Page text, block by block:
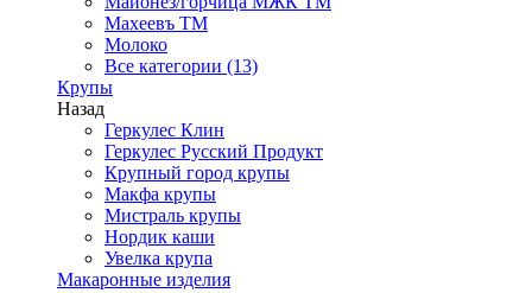
Махеевъ ТМ
Молоко
Все категории (13)
Крупы
Назад
Геркулес Клин
Геркулес Русский Продукт
Крупный город крупы
Макфа крупы
Мистраль крупы
Нордик каши
Увелка крупа
Макаронные изделия